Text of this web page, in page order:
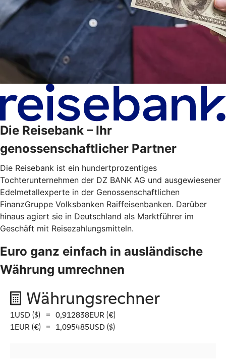
Die Reisebank – Ihr
genossenschaftlicher Partner
Die Reisebank ist ein hundertprozentiges
Tochterunternehmen der DZ BANK AG und ausgewiesener
Edelmetallexperte in der Genossenschaftlichen
FinanzGruppe Volksbanken Raiffeisenbanken. Darüber
hinaus agiert sie in Deutschland als Marktführer im
Geschäft mit Reisezahlungsmitteln.
Euro ganz einfach in ausländische
Währung umrechnen